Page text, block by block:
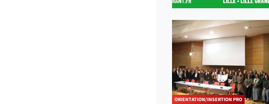
ORIENTATION/INSERTION PRO